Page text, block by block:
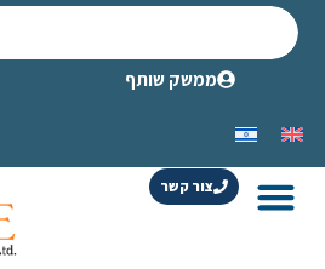
ממשק שותף
צור קשר